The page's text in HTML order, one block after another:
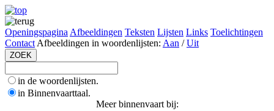
Openingspagina Afbeeldingen Teksten Lijsten Links Toelichtingen
Contact Afbeeldingen in woordenlijsten: Aan /Uit
in de woordenlijsten.
in Binnenvaarttaal.
Meer binnenvaart bij: